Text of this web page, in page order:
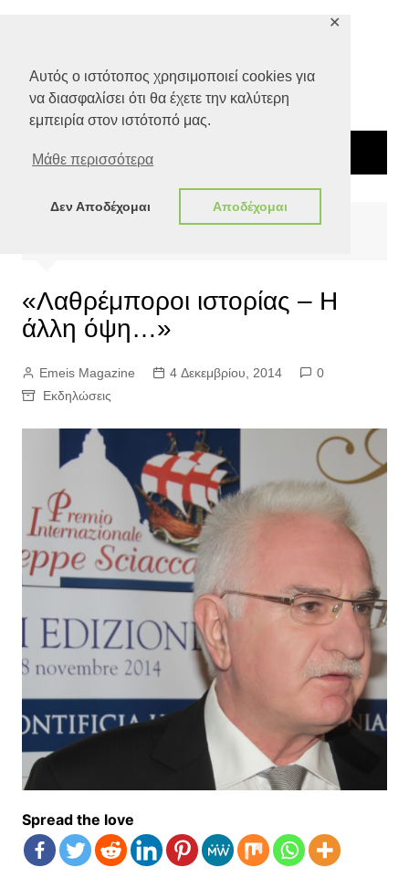
Αυτός ο ιστότοπος χρησιμοποιεί cookies για
να διασφαλίσει ότι θα έχετε την καλύτερη
εμπειρία στον ιστότοπό μας.
Μάθε περισσότερα
Δεν Αποδέχομαι Αποδέχομαι
✕
Εκδηλώσεις
«Λαθρέμποροι ιστορίας – Η
άλλη όψη…»
Emeis Magazine 4 Δεκεμβρίου, 2014
0
Εκδηλώσεις
Spread the love